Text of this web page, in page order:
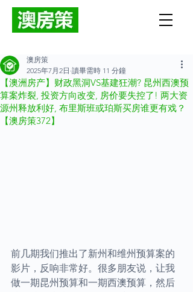
【澳洲房产】财政黑洞VS基建狂潮? 昆州西澳预
算案炸裂, 投资方向改变, 房价要失控了! 两大资
源州释放利好, 布里斯班或珀斯买房谁更有戏？
【澳房策372】
澳房策
2025年7月2日 讀畢需時 11 分鐘
前几期我们推出了新州和维州预算案的
影片，反响非常好。很多朋友说，让我
做一期昆州预算和一期西澳预算，然后